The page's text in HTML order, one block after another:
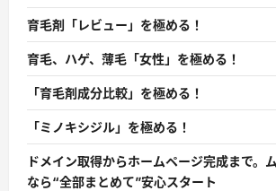
育毛剤「レビュー」を極める！
育毛、ハゲ、薄毛「女性」を極める！
「育毛剤成分比較」を極める！
「ミノキシジル」を極める！
ドメイン取得からホームページ完成まで。
なら“全部まとめて”安心スタート